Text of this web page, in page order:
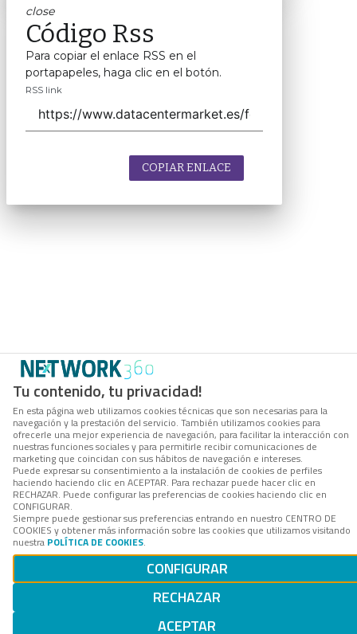
Tu contenido, tu privacidad!
En esta página web utilizamos cookies técnicas que son necesarias para la
navegación y la prestación del servicio. También utilizamos cookies para
ofrecerle una mejor experiencia de navegación, para facilitar la interacción con
nuestras funciones sociales y para permitirle recibir comunicaciones de
marketing que coincidan con sus hábitos de navegación e intereses.
Puede expresar su consentimiento a la instalación de cookies de perfiles
haciendo haciendo clic en ACEPTAR. Para rechazar puede hacer clic en
RECHAZAR. Puede configurar las preferencias de cookies haciendo clic en
CONFIGURAR.
Siempre puede gestionar sus preferencias entrando en nuestro CENTRO DE
COOKIES y obtener más información sobre las cookies que utilizamos visitando
nuestra POLÍTICA DE COOKIES.
CONFIGURAR
RECHAZAR
ACEPTAR
close
Código Rss
Para copiar el enlace RSS en el
portapapeles, haga clic en el botón.
RSS link
COPIAR ENLACE